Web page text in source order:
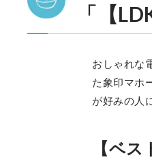
「【
おしゃれな
た象印マホ
が好みの人
【ベ